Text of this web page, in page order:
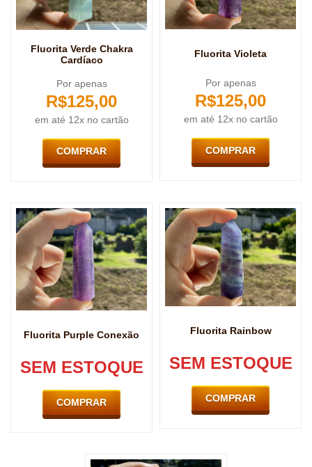
Fluorita Verde Chakra
Cardíaco
Por apenas
R$125,00
em até 12x no cartão
COMPRAR
Fluorita Violeta
Por apenas
R$125,00
em até 12x no cartão
COMPRAR
Fluorita Purple Conexão
SEM ESTOQUE
COMPRAR
Fluorita Rainbow
SEM ESTOQUE
COMPRAR